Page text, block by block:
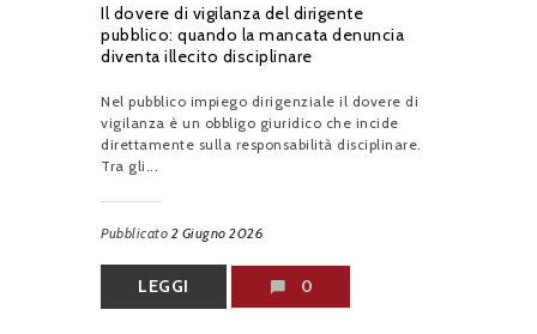
Il dovere di vigilanza del dirigente
pubblico: quando la mancata denuncia
diventa illecito disciplinare
Nel pubblico impiego dirigenziale il dovere di
vigilanza è un obbligo giuridico che incide
direttamente sulla responsabilità disciplinare.
Tra gli...
Pubblicato 2 Giugno 2026
LEGGI 0